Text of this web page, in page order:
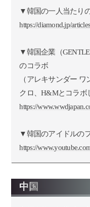
▼韓国の一人当たり
https://diamond.jp/
▼韓国企業（
のコラボ
（アレキサンダー
クロ、H&Mとコラボ
https://
▼韓国のアイドルの
https://
中国